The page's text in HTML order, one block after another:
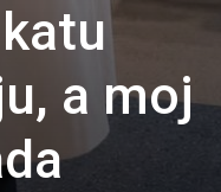
a moj